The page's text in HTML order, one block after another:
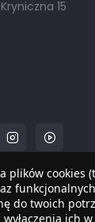
15
cookies
do twoich
ich